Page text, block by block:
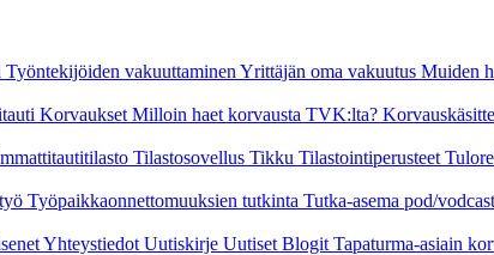
Työntekijöiden vakuuttaminen Yrittäjän oma vakuutus Muiden
Korvaukset Milloin haet korvausta TVK:lta?
Tilastosovellus Tikku Tilastointiperusteet
Työpaikkaonnettomuuksien tutkinta Tutka-asema pod/
Yhteystiedot Uutiskirje Uutiset Blogit Tapaturma-asiain